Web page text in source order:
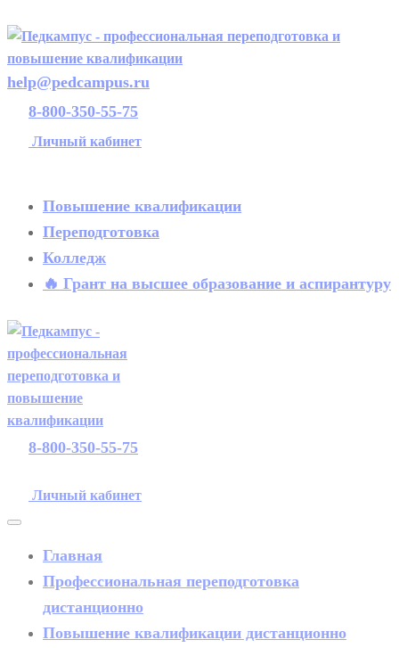
help@pedcampus.ru
8-800-350-55-75
Личный кабинет
Повышение квалификации
Переподготовка
Колледж
🔥 Грант на высшее образование и аспирантуру
8-800-350-55-75
Личный кабинет
Главная
Профессиональная переподготовка
дистанционно
Повышение квалификации дистанционно